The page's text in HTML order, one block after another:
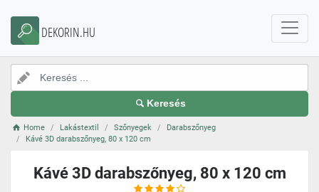
DEKORIN.HU
Keresés
Home Lakástextil Szőnyegek
Darabszőnyeg
Kávé 3D darabszőnyeg, 80 x 120 cm
Kávé 3D darabszőnyeg, 80 x 120 cm